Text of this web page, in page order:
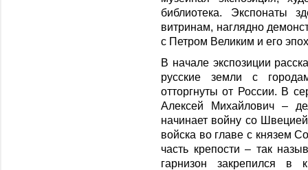
библиотека. Экспонаты
витринам, наглядно
с Петром Великим и его
В начале экспозиции
русские земли с
отторгнуты от России. В
Алексей Михайлович –
начинает войну со
войска во главе с князем
часть крепости – так
гарнизон закрепился в